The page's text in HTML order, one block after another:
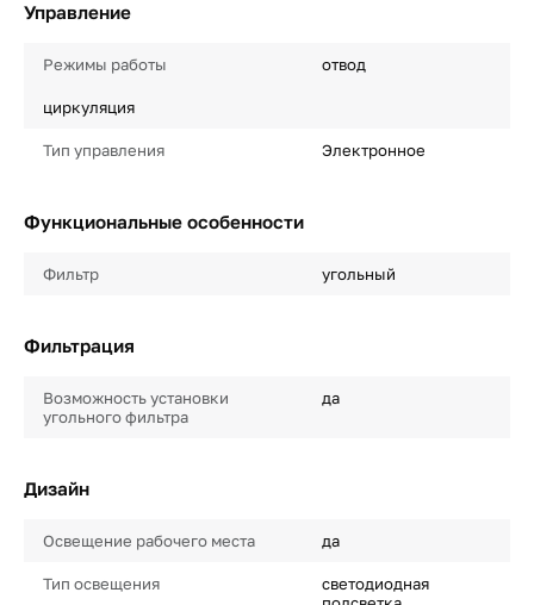
Управление
Режимы работы отвод
циркуляция
Тип управления Электронное
Функциональные особенности
Фильтр угольный
Фильтрация
Возможность установки
угольного фильтра
да
Дизайн
Освещение рабочего места да
Тип освещения
светодиодная